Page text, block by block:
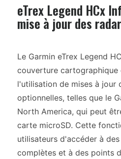
eTrex Legend HCx
mise à jour des
Le Garmin eTrex Legend
couverture cartographique
l'utilisation de mises à jour
optionnelles, telles que le
North America, qui peut
carte microSD. Cette
utilisateurs d'accéder à
complètes et à des points